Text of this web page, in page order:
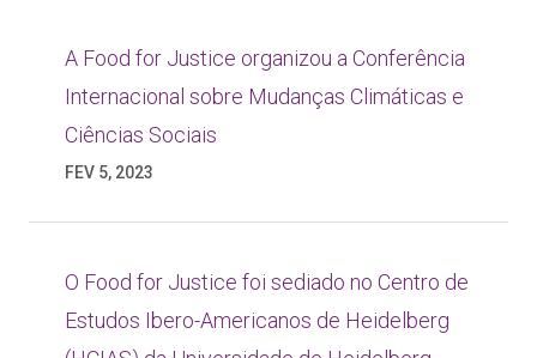
A Food for Justice organizou a Conferência
Internacional sobre Mudanças Climáticas e
Ciências Sociais
FEV 5, 2023
O Food for Justice foi sediado no Centro de
Estudos Ibero-Americanos de Heidelberg